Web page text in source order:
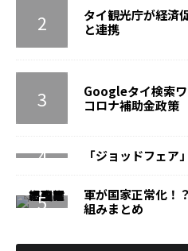
タイ観光庁が経済
と連携
Googleタイ検索
コロナ補助金政策
「ジョッドフェア
軍が国家正常化！
組みまとめ